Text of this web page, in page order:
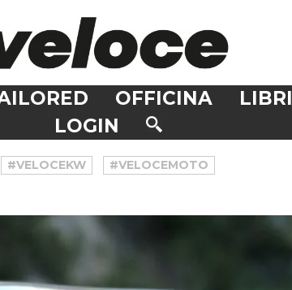
OFFICINA LIBRI
LOGIN
#VELOCEKW #VELOCEMOTO